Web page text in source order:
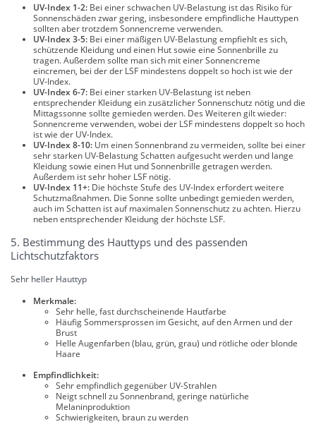
UV-Index 1-2: Bei einer schwachen UV-Belastung ist das Risiko für
Sonnenschäden zwar gering, insbesondere empfindliche Hauttypen
sollten aber trotzdem Sonnencreme verwenden.
UV-Index 3-5: Bei einer mäßigen UV-Belastung empfiehlt es sich,
schützende Kleidung und einen Hut sowie eine Sonnenbrille zu
tragen. Außerdem sollte man sich mit einer Sonnencreme
eincremen, bei der der LSF mindestens doppelt so hoch ist wie der
UV-Index.
UV-Index 6-7: Bei einer starken UV-Belastung ist neben
entsprechender Kleidung ein zusätzlicher Sonnenschutz nötig und die
Mittagssonne sollte gemieden werden. Des Weiteren gilt wieder:
Sonnencreme verwenden, wobei der LSF mindestens doppelt so hoch
ist wie der UV-Index.
UV-Index 8-10: Um einen Sonnenbrand zu vermeiden, sollte bei einer
sehr starken UV-Belastung Schatten aufgesucht werden und lange
Kleidung sowie einen Hut und Sonnenbrille getragen werden.
Außerdem ist sehr hoher LSF nötig.
UV-Index 11+: Die höchste Stufe des UV-Index erfordert weitere
Schutzmaßnahmen. Die Sonne sollte unbedingt gemieden werden,
auch im Schatten ist auf maximalen Sonnenschutz zu achten. Hierzu
neben entsprechender Kleidung der höchste LSF.
5. Bestimmung des Hauttyps und des passenden
Lichtschutzfaktors
Sehr heller Hauttyp
Merkmale:
Sehr helle, fast durchscheinende Hautfarbe
Häufig Sommersprossen im Gesicht, auf den Armen und der
Brust
Helle Augenfarben (blau, grün, grau) und rötliche oder blonde
Haare
Empfindlichkeit:
Sehr empfindlich gegenüber UV-Strahlen
Neigt schnell zu Sonnenbrand, geringe natürliche
Melaninproduktion
Schwierigkeiten, braun zu werden